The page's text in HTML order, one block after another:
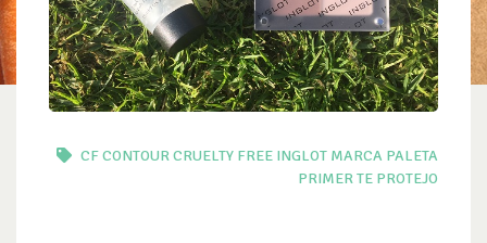
CFCONTOURCRUELTY FREE INGLOT MARCA PALETA
PRIMERTE PROTEJO